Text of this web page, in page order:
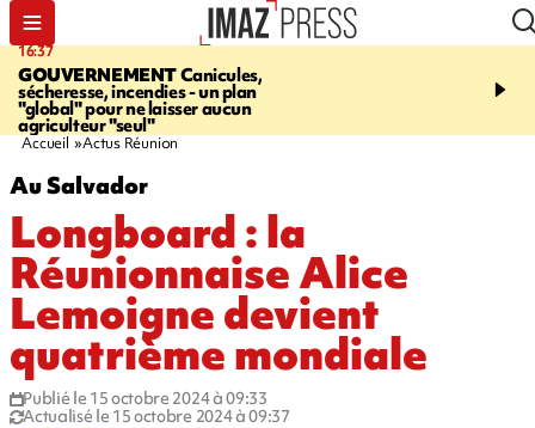
16:37
GOUVERNEMENTCanicules,
sécheresse, incendies - un plan
"global" pour ne laisser aucun
agriculteur "seul"
20:23
interpellé, coprs
Accueil Actus Réunion
Au Salvador
Longboard : la
Réunionnaise Alice
Lemoigne devient
quatrième mondiale
Publié le 15 octobre 2024 à 09:33
Actualisé le 15 octobre 2024 à 09:37